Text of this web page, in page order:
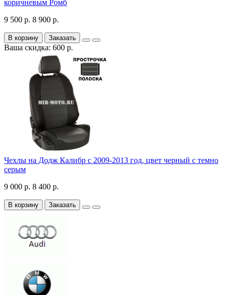
коричневым Ромб
9 500 р. 8 900 р.
В корзину Заказать
Ваша скидка: 600 р.
Чехлы на Додж Калибр с 2009-2013 год, цвет черный с темно
серым
9 000 р. 8 400 р.
В корзину Заказать